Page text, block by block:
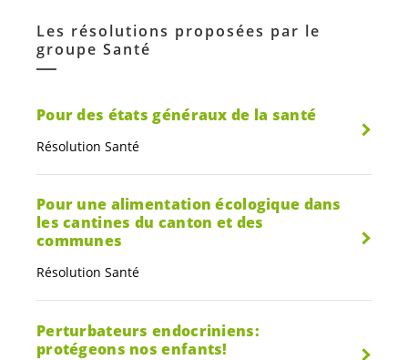
Les résolutions proposées par le
groupe Santé
Pour des états généraux de la santé
Résolution Santé
Pour une alimentation écologique dans
les cantines du canton et des
communes
Résolution Santé
Perturbateurs endocriniens:
protégeons nos enfants!